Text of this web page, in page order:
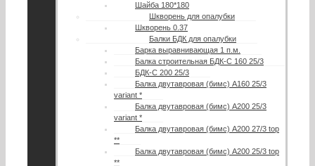
Шайба 180*180
Шкворень для опалубки
Шкворень 0.37
Балки БДК для опалубки
Барка выравнивающая 1 п.м.
Балка строительная БДК-С 160 25/3
БДК-С 200 25/3
Балка двутавровая (бимс) А160 25/3
variant *
Балка двутавровая (бимс) А200 25/3
variant *
Балка двутавровая (бимс) А200 27/3 top
**
Балка двутавровая (бимс) A200 25/3 top
**